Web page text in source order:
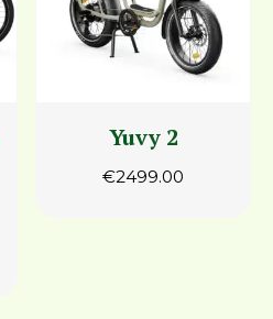
Yuvy 2
€2499.00